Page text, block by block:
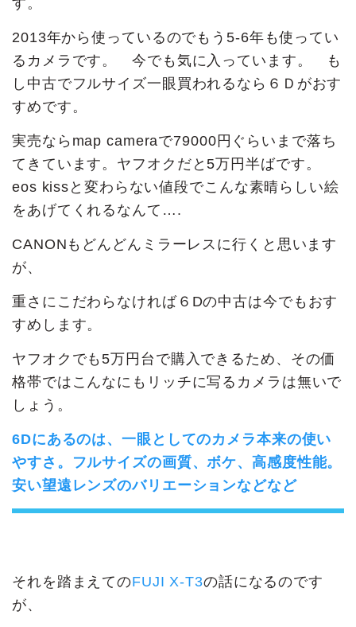
2013年から使っているのでもう5-6年も使ってい
るカメラです。 今でも気に入っています。 も
し中古でフルサイズ一眼買われるなら６Ｄがおす
すめです。
実売ならmap cameraで79000円ぐらいまで落ち
てきています。ヤフオクだと5万円半ばです。
eos kissと変わらない値段でこんな素晴らしい絵
をあげてくれるなんて….
CANONもどんどんミラーレスに行くと思います
が、
重さにこだわらなければ６Dの中古は今でもおす
すめします。
ヤフオクでも5万円台で購入できるため、その価
格帯ではこんなにもリッチに写るカメラは無いで
しょう。
6Dにあるのは、一眼としてのカメラ本来の使い
やすさ。フルサイズの画質、ボケ、高感度性能。
安い望遠レンズのバリエーションなどなど
それを踏まえてのFUJI X-T3の話になるのです
が、